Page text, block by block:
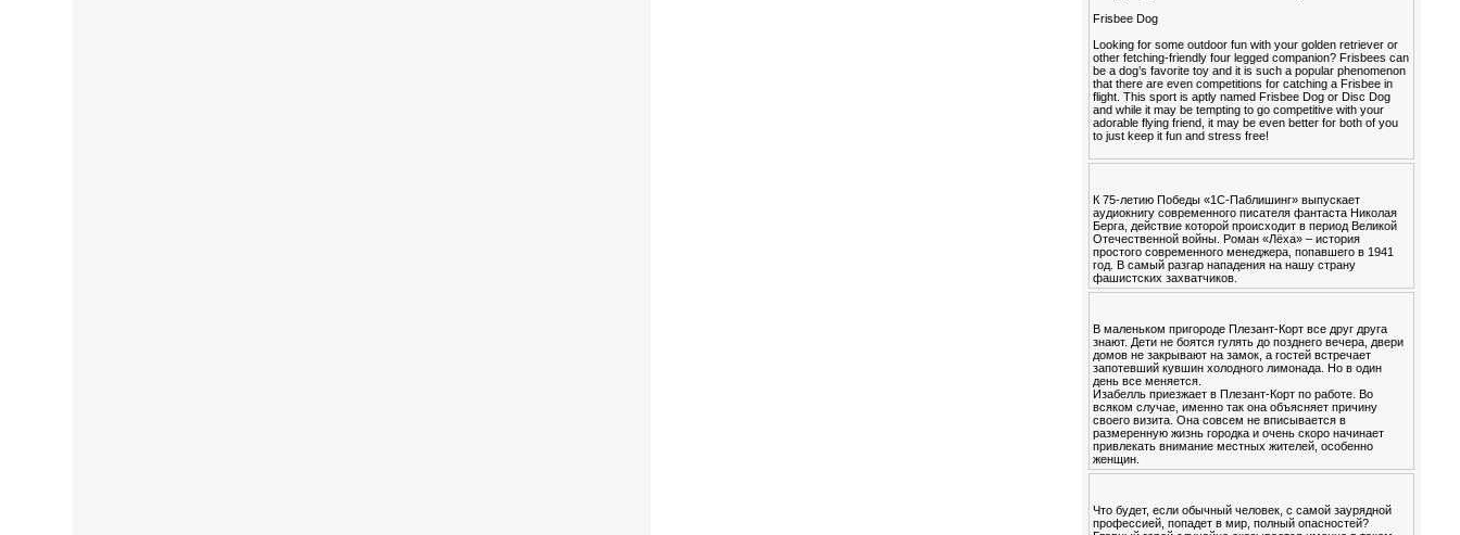
Frisbee Dog
Looking for some outdoor fun with your golden retriever or
other fetching-friendly four legged companion? Frisbees can
be a dog’s favorite toy and it is such a popular phenomenon
that there are even competitions for catching a Frisbee in
flight. This sport is aptly named Frisbee Dog or Disc Dog
and while it may be tempting to go competitive with your
adorable flying friend, it may be even better for both of you
to just keep it fun and stress free!
К 75-летию Победы «1С-Паблишинг» выпускает
аудиокнигу современного писателя фантаста Николая
Берга, действие которой происходит в период Великой
Отечественной войны. Роман «Лёха» – история
простого современного менеджера, попавшего в 1941
год. В самый разгар нападения на нашу страну
фашистских захватчиков.
В маленьком пригороде Плезант-Корт все друг друга
знают. Дети не боятся гулять до позднего вечера, двери
домов не закрывают на замок, а гостей встречает
запотевший кувшин холодного лимонада. Но в один
день все меняется.
Изабелль приезжает в Плезант-Корт по работе. Во
всяком случае, именно так она объясняет причину
своего визита. Она совсем не вписывается в
размеренную жизнь городка и очень скоро начинает
привлекать внимание местных жителей, особенно
женщин.
Что будет, если обычный человек, с самой заурядной
профессией, попадет в мир, полный опасностей?